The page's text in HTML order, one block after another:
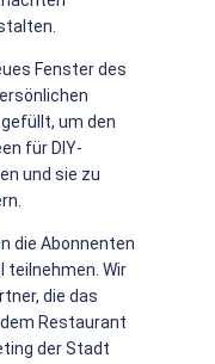
Fenster des
um den
für DIY-
und sie zu
die Abonnenten
teilnehmen. Wir
die das
Restaurant
der Stadt